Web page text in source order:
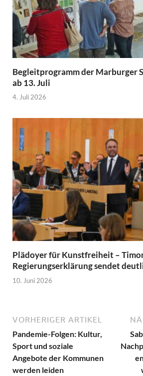
Begleitprogramm der Marburger
ab 13. Juli
4. Juli 2026
Plädoyer für Kunstfreiheit –
Regierungserklärung sendet
10. Juni 2026
VORHERIGER ARTIKEL
Pandemie-Folgen: Kultur,
Sport und soziale
Angebote der Kommunen
werden leiden